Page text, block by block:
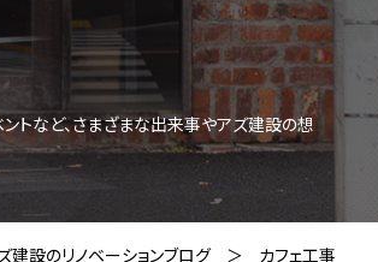
トなど、さまざまな出来事やアズ建設の想
建設のリノベーションブログ カフェ工事